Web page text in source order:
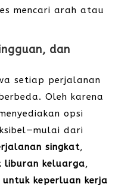
mencari arah atau
dan
setiap perjalanan
Oleh karena
opsi
dari
singkat,
liburan keluarga,
keperluan kerja